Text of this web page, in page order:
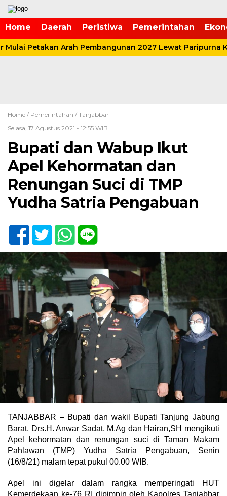
Home Daerah Peristiwa Pemerintahan
Petakan Arah Pembangunan 2027 Lewat Paripurna
Home / Pemerintahan / Tanjabbar
Selasa, 17 Agustus 2021 - 12:55 WIB
Bupati dan Wabup Ikut
Apel Kehormatan dan
Renungan Suci di TMP
Yudha Satria Pengabuan
TANJABBAR – Bupati dan wakil Bupati Tanjung Jabung
Barat, Drs.H. Anwar Sadat, M.Ag dan Hairan,SH mengikuti
Apel kehormatan dan renungan suci di Taman Makam
Pahlawan (TMP) Yudha Satria Pengabuan, Senin
(16/8/21) malam tepat pukul 00.00 WIB.
Apel ini digelar dalam rangka memperingati HUT